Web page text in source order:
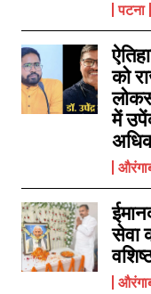
तुतला भवानी से लौट रहे दो
पटना
को
में
सेवा